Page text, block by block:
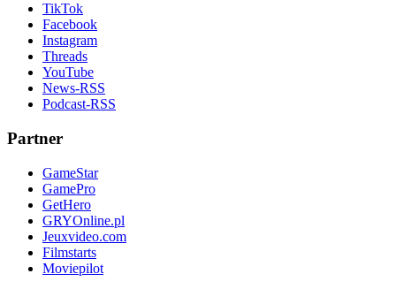
TikTok
Facebook
Instagram
Threads
YouTube
News-RSS
Podcast-RSS
Partner
GameStar
GamePro
GetHero
GRYOnline.pl
Jeuxvideo.com
Filmstarts
Moviepilot